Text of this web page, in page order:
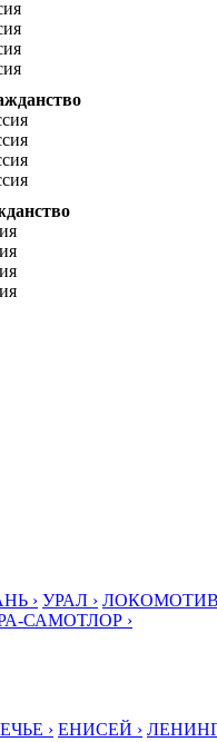
› УРАЛ › ЛОКОМОТИВ
САМОТЛОР ›
› ЕНИСЕЙ ›